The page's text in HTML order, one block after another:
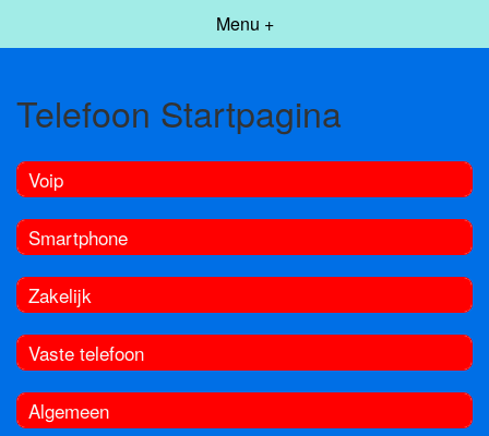
Menu +
Telefoon Startpagina
Voip
Smartphone
Zakelijk
Vaste telefoon
Algemeen